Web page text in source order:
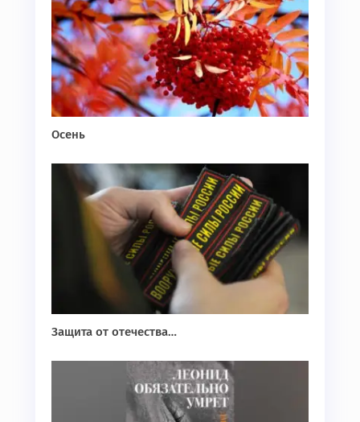
Осень
Защита от отечества…